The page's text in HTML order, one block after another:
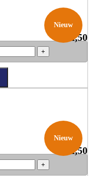
Nieuw
2,50
Nieuw
2,50